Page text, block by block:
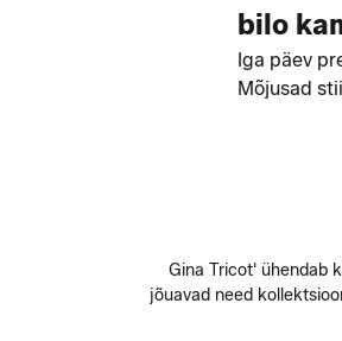
bilo
Iga päev
Mõjusad
Gina Tricot' ühendab
jõuavad need